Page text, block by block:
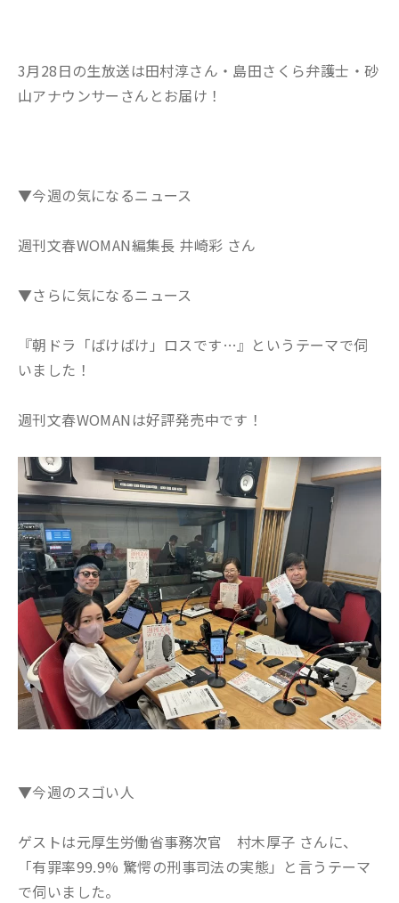
3月28日の生放送は田村淳さん・島田さくら弁護士・砂
山アナウンサーさんとお届け！
▼今週の気になるニュース
週刊文春WOMAN編集長 井崎彩 さん
▼さらに気になるニュース
『朝ドラ「ばけばけ」ロスです…』というテーマで伺
いました！
週刊文春WOMANは好評発売中です！
▼今週のスゴい人
ゲストは元厚生労働省事務次官 村木厚子 さんに、
「有罪率99.9% 驚愕の刑事司法の実態」と言うテーマ
で伺いました。